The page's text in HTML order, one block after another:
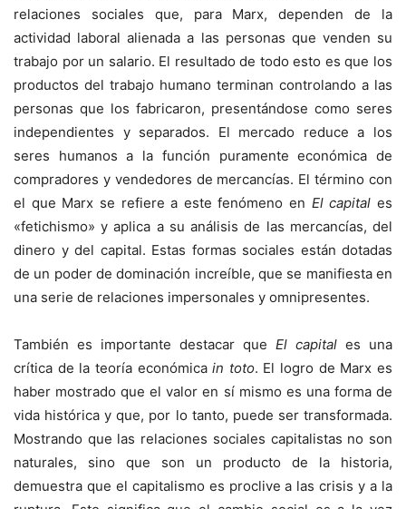
relaciones sociales que, para Marx, dependen de la
actividad laboral alienada a las personas que venden su
trabajo por un salario. El resultado de todo esto es que los
productos del trabajo humano terminan controlando a las
personas que los fabricaron, presentándose como seres
independientes y separados. El mercado reduce a los
seres humanos a la función puramente económica de
compradores y vendedores de mercancías. El término con
el que Marx se refiere a este fenómeno en El capitales
«fetichismo» y aplica a su análisis de las mercancías, del
dinero y del capital. Estas formas sociales están dotadas
de un poder de dominación increíble, que se manifiesta en
una serie de relaciones impersonales y omnipresentes.
También es importante destacar que El capital es una
crítica de la teoría económicain toto. El logro de Marx es
haber mostrado que el valor en sí mismo es una forma de
vida histórica y que, por lo tanto, puede ser transformada.
Mostrando que las relaciones sociales capitalistas no son
naturales, sino que son un producto de la historia,
demuestra que el capitalismo es proclive a las crisis y a la